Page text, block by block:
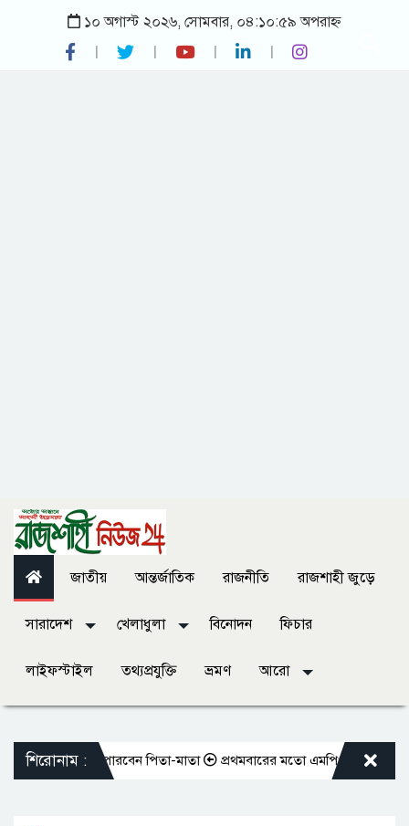
১০ অগাস্ট ২০২৬, সোমবার, ০৪:১০:৫৯ অপরাহ্ন
জাতীয় আন্তর্জাতিক রাজনীতি রাজশাহী জুড়ে
সারাদেশ খেলাধুলা বিনোদন ফিচার
লাইফস্টাইল তথ্যপ্রযুক্তি ভ্রমণ আরো
শিরোনাম :
করতে পারবেন পিতা-মাতা প্রথমবারের মতো এমপিওভুক্ত শিক্ষকদের